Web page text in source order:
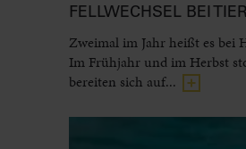
FELLWECHSEL BEI
Zweimal im Jahr heißt es bei
Im Frühjahr und im Herbst
bereiten sich auf...